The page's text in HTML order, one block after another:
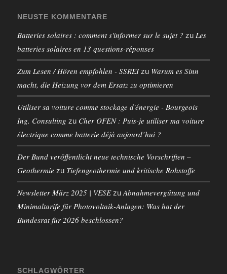
NEUSTE KOMMENTARE
Batteries solaires : comment s'informer sur le sujet ? zu Les
batteries solaires en 13 questions-réponses
Zum Lesen / Hören empfohlen - SSREIzu Warum es Sinn
macht, die Heizung vor dem Ersatz zu optimieren
Utiliser sa voiture comme stockage d'énergie - Bourgeois
Ing. Consulting zu Cher OFEN : Puis-je utiliser ma voiture
électrique comme batterie déjà aujourd’hui ?
Der Bund veröffentlicht neue technische Vorschriften –
Geothermie zu Tiefengeothermie und kritische Rohstoffe
Newsletter März 2025 | VESEzu Abnahmevergütung und
Minimaltarife für Photovoltaik-Anlagen: Was hat der
Bundesrat für 2026 beschlossen?
SCHLAGWÖRTER